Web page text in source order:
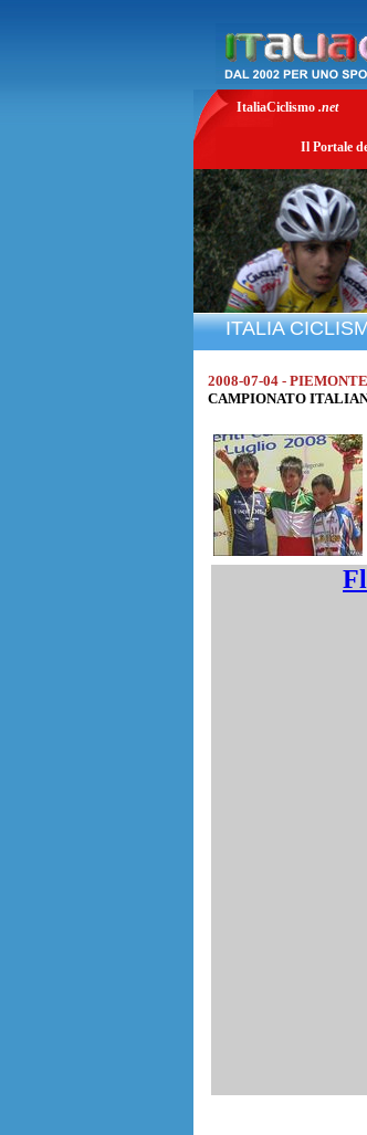
ItaliaCiclismo .net
Il Portale
ITALIA
2008-07-04 - PIEMONTE
CAMPIONATO